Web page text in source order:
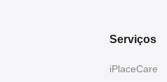
Serviços
iPlaceCare